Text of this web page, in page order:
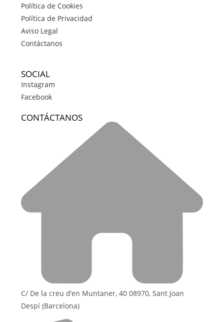
Política de Cookies
Política de Privacidad
Aviso Legal
Contáctanos
SOCIAL
Instagram
Facebook
CONTÁCTANOS
C/ De la creu d’en Muntaner, 40 08970, Sant Joan
Despí (Barcelona)